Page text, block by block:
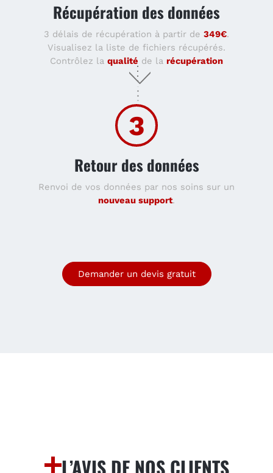
Récupération des données
3 délais de récupération à partir de 349€.
Visualisez la liste de fichiers récupérés.
Contrôlez la qualité de la récupération
3
Retour des données
Renvoi de vos données par nos soins sur un
nouveau support.
Demander un devis gratuit
L’AVIS DE NOS CLIENTS